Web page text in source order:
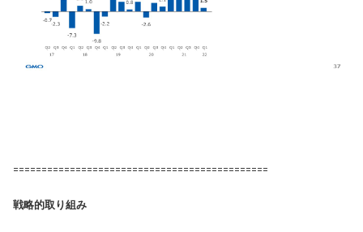
=============================================
戦略的取り組み